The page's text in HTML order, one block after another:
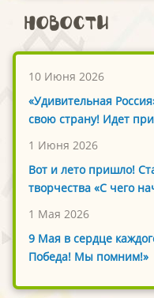
Новости
10 Июня 2026
«Удивительная
свою страну! Идет
1 Июня 2026
Вот и лето пришло!
творчества «С чего
1 Мая 2026
9 Мая в сердце
Победа! Мы помним!»